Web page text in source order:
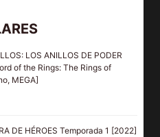
LOS ANILLOS DE PODER
of the Rings: The Rings of
MEGA]
DE HÉROES Temporada 1 [2022]